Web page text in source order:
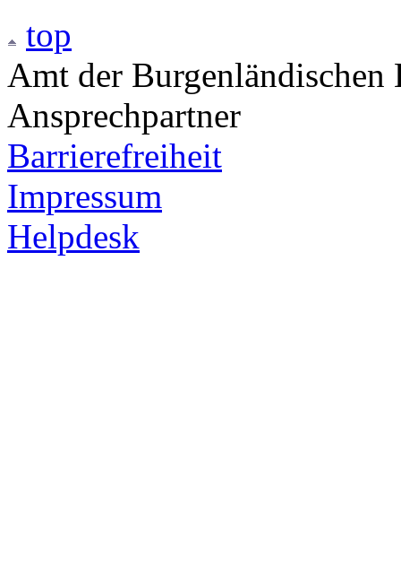
top
Amt der
Ansprechpartner
Barrierefreiheit
Impressum
Helpdesk